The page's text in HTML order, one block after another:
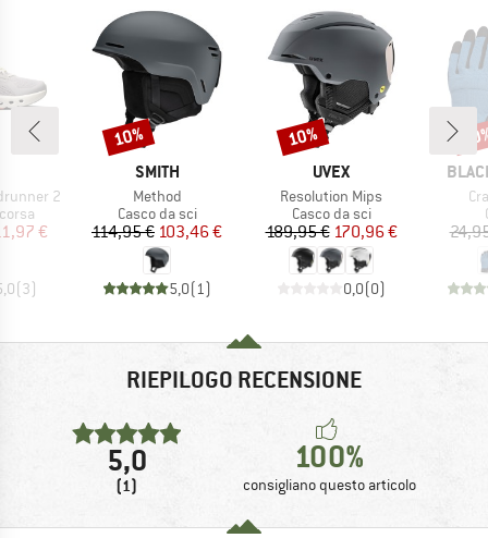
2
ridotto
€
(3)
MARCHIO
SMITH
Articolo
Method
Gruppo di prodotti
Casco da sci
Prezzo
114,95 € Prezzo ridotto
103,46 €
5,0(1 )
Sconto
10%
MARCHIO
UVEX
Articolo
Resolution Mips
Gruppo di prodotti
Casco da sci
Prezzo
189,95 €Prezzo ridotto
170,96 €
0,0(0)
Sconto
10%
RIEPILOGO RECENSIONE
5,0
(1)
100%
consigliano questo articolo